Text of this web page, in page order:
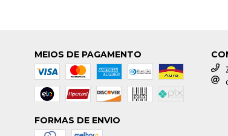
MEIOS DE PAGAMENTO
FORMAS DE ENVIO